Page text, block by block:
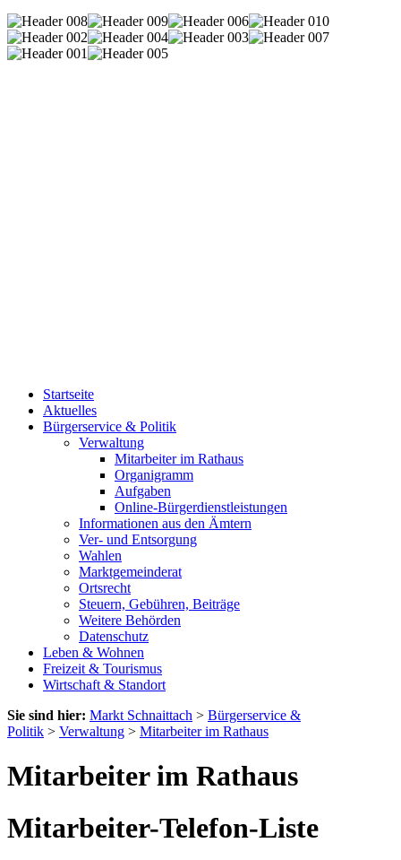
Startseite
Aktuelles
Bürgerservice & Politik
Verwaltung
Mitarbeiter im Rathaus
Organigramm
Aufgaben
Online-Bürgerdienstleistungen
Informationen aus den Ämtern
Ver- und Entsorgung
Wahlen
Marktgemeinderat
Ortsrecht
Steuern, Gebühren, Beiträge
Weitere Behörden
Datenschutz
Leben & Wohnen
Freizeit & Tourismus
Wirtschaft & Standort
Sie sind hier: Markt Schnaittach > Bürgerservice &
Politik > Verwaltung > Mitarbeiter im Rathaus
Mitarbeiter im Rathaus
Mitarbeiter-Telefon-Liste